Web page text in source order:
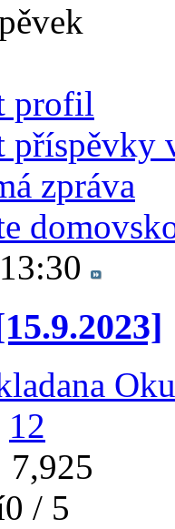
profil
příspěvky
zpráva
13:30
12
7,925
/ 5